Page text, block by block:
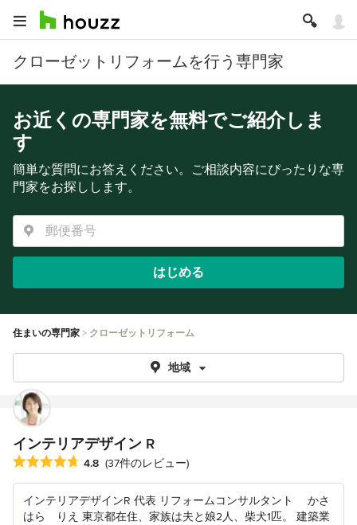
クローゼットリフォームを行う専門家
お近くの専門家を無料でご紹介しま
す
簡単な質問にお答えください。ご相談内容にぴったりな専
門家をお探しします。
はじめる
住まいの専門家 クローゼットリフォーム
地域
インテリアデザイン R
平均評価：5つ星中 星4.8
4.8 (37件のレビュー)
インテリアデザインR 代表 リフォームコンサルタント かさ
はら りえ 東京都在住、家族は夫と娘2人、柴犬1匹。 建築業